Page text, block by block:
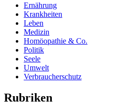
Ernährung
Krankheiten
Leben
Medizin
Homöopathie & Co.
Politik
Seele
Umwelt
Verbraucherschutz
Rubriken